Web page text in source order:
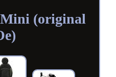
(original